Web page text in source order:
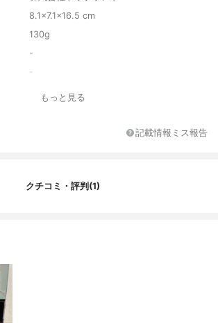
‎8.1×7.1×16.5 cm
130g
-
-
もっと見る
記載情報ミス報告
クチコミ・評判(1)